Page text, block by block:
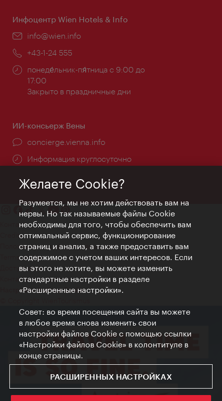
Инфоцентр Wien Hotels & Info
Эл.
info@wien.info
Телефон:
+43-1-24 555
Часы
работы:
понеде́льник-пя́тница с 9:00 до
17:00
Закрыто в праздничные дни
ИИ-консьерж Вены
concierge.vienna.info
Информация круглосуточно
Контакт
Credits
Положение о конфиденциальности
Terms of Use
Доступность
Контакты для прессы
Настройки файлов Cookie
Желаете Cookie?
Разумеется, мы не хотим действовать вам на
нервы. Но так называемые файлы Cookie
необходимы для того, чтобы обеспечить вам
оптимальный сервис, функционирование
страниц и анализ, а также предоставить вам
содержимое с учетом ваших интересов. Если
вы этого не хотите, вы можете изменить
стандартные настройки в разделе
«Расширенные настройки».
Совет: во время посещения сайта вы можете
в любое время снова изменить свои
настройки файлов Cookie с помощью ссылки
«Настройки файлов Cookie» в колонтитуле в
конце страницы.
РАСШИРЕННЫХ НАСТРОЙКАХ